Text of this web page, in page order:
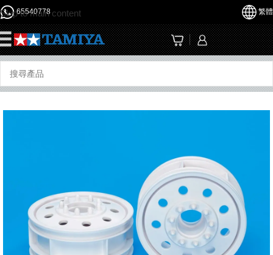
Skip to main content
65540778 繁體